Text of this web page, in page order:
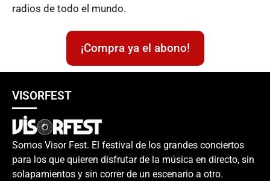
radios de todo el mundo.
¡Compra ya el abono!
VISORFEST
Somos Visor Fest. El festival de los grandes conciertos
para los que quieren disfrutar de la música en directo, sin
solapamientos y sin correr de un escenario a otro.